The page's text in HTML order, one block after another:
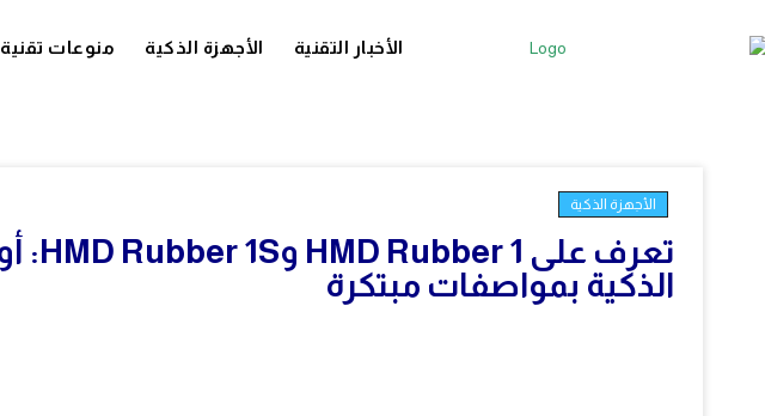
الأخبار التقنية الأجهزة الذكية منوعات تقنية
الأجهزة الذكية
الذكية بمواصفات مبتكرة